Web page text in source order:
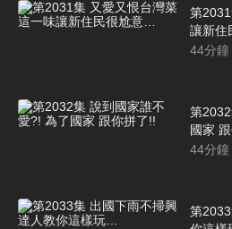
第
讓新住
44分鐘
第
國家
44分鐘
第